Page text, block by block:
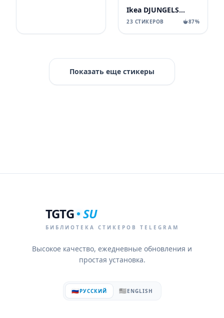
Ikea DJUNGELSKOG
23 СТИКЕРОВ 87%
Показать еще стикеры
TGTG SU
БИБЛИОТЕКА СТИКЕРОВ TELEGRAM
Высокое качество, ежедневные обновления и
простая установка.
🇷🇺РУССКИЙ 🇺🇸ENGLISH